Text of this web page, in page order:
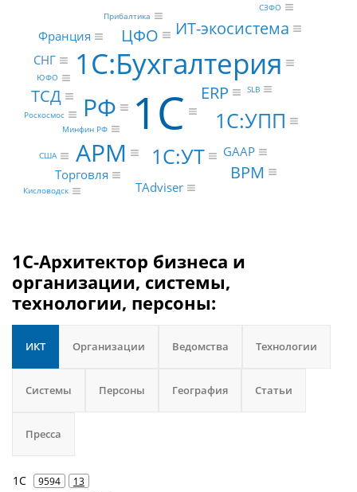
1С
1С:Бухгалтерия
АРМ
РФ
1С:УТ
1С:УПП
ИТ-экосистема
BPM
ERP
ЦФО
ТСД
Торговля
GAAP
Франция
СНГ
TAdviser
SLB
Роскосмос
Минфин РФ
США
Прибалтика
ЮФО
Кисловодск
СЗФО
1С-Архитектор бизнеса и
организации, системы,
технологии, персоны:
ИКТ Организации Ведомства Технологии
Системы Персоны География Статьи
Пресса
1С 9594 13